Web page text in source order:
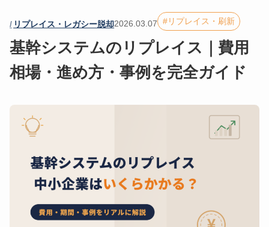
リプレイス・レガシー脱却2026.03.07 リプレイス・刷新
基幹システムのリプレイス｜費用
相場・進め方・事例を完全ガイド